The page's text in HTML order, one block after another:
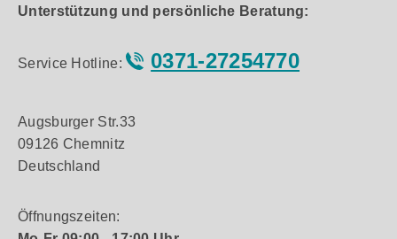
Unterstützung und persönliche Beratung:
Service Hotline: 0371-27254770
Augsburger Str.33
09126 Chemnitz
Deutschland
Öffnungszeiten: